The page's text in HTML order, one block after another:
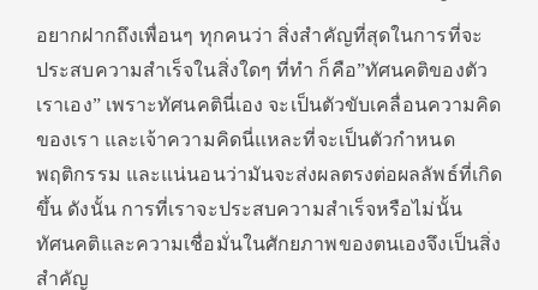
อยากฝากถึงเพื่อนๆ ทุกคนว่า สิ่งสำคัญที่สุดในการที่จะ
ประสบความสำเร็จในสิ่งใดๆ ที่ทำ ก็คือ”ทัศนคติของตัว
เราเอง” เพราะทัศนคตินี่เอง จะเป็นตัวขับเคลื่อนความคิด
ของเรา และเจ้าความคิดนี่แหละที่จะเป็นตัวกำหนด
พฤติกรรม และแน่นอนว่ามันจะส่งผลตรงต่อผลลัพธ์ที่เกิด
ขึ้น ดังนั้น การที่เราจะประสบความสำเร็จหรือไม่นั้น
ทัศนคติและความเชื่อมั่นในศักยภาพของตนเองจึงเป็นสิ่ง
สำคัญ